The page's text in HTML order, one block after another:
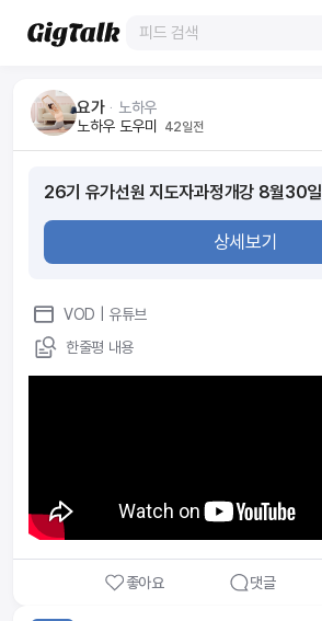
요가ᆞ 노하우
노하우 도우미
42일전
26기 유가선원 지도자과정개강 8월30일
상세보기
VOD | 유튜브
한줄평 내용
좋아요 댓글